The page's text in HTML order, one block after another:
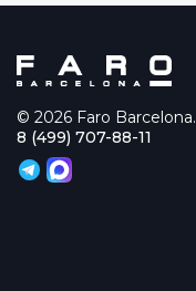
© 2026 Faro Barcelona.
8 (499) 707-88-11